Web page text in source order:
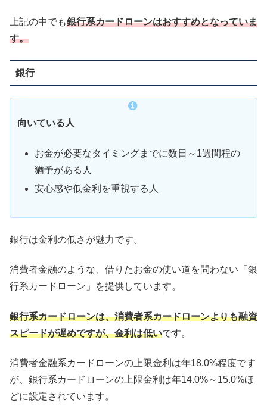
上記の中でも銀行系カードローンはおすすめとなっていま
す。
銀行
向いている人
お金が必要なタイミングまでに数日～1週間程の
猶予がある人
安心感や低金利を重視する人
銀行は金利の低さが魅力です。
消費者金融のような、借りたお金の使い道を問わない「銀
行系カードローン」を提供しています。
銀行系カードローンは、消費者系カードローンよりも融資
スピードが遅めですが、金利は低いです。
消費者金融系カードローンの上限金利は年18.0%程度です
が、銀行系カードローンの上限金利は年14.0%～15.0%ほ
どに設定されています。